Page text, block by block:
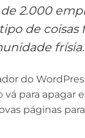
2.000
de coisas
frísia.
do
vá para apagar
páginas